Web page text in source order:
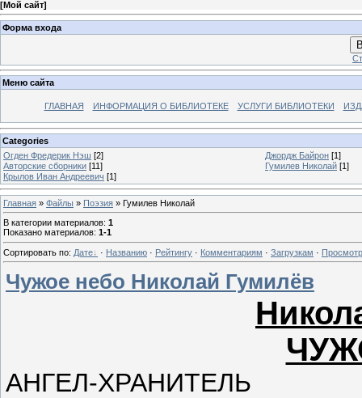
[Мой сайт]
Форма входа
Меню сайта
ГЛАВНАЯ ИНФОРМАЦИЯ О БИБЛИОТЕКЕ УСЛУГИ БИБЛИОТЕКИ
Categories
Огден Фредерик Нэш [2] Джордж Байрон [1]
Авторские сборники [11] Гумилев Николай [1]
Крылов Иван Андреевич [1]
Главная » Файлы » Поэзия » Гумилев Николай
В категории материалов: 1
Показано материалов: 1-1
Сортировать по: Дате · Названию · Рейтингу · Комментариям · Загрузкам ·
Чужое небо Николай Гумилёв
АНГЕЛ-ХРАНИТЕЛЬ